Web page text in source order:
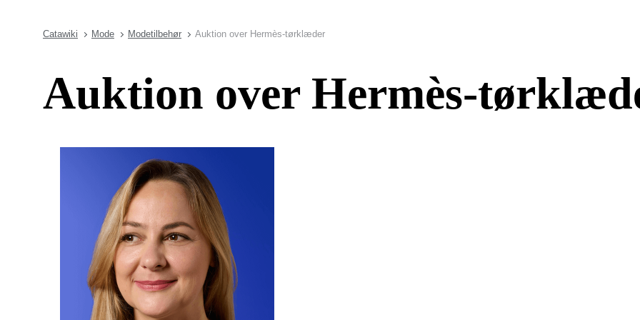
Catawiki Mode Modetilbehør Auktion over Hermès-tørklæder
Auktion over Hermès-